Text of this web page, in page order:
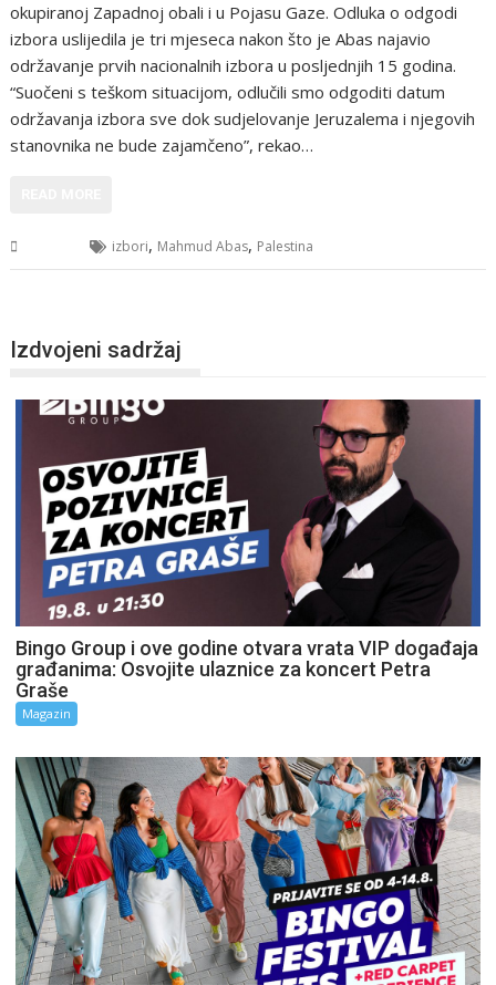
okupiranoj Zapadnoj obali i u Pojasu Gaze. Odluka o odgodi
izbora uslijedila je tri mjeseca nakon što je Abas najavio
održavanje prvih nacionalnih izbora u posljednjih 15 godina.
“Suočeni s teškom situacijom, odlučili smo odgoditi datum
održavanja izbora sve dok sudjelovanje Jeruzalema i njegovih
stanovnika ne bude zajamčeno”, rekao…
izbori, Mahmud Abas, Palestina
Izdvojeni sadržaj
Bingo Group i ove godine otvara vrata VIP događaja
građanima: Osvojite ulaznice za koncert Petra
Graše
Magazin